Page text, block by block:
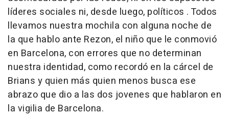
líderes sociales ni, desde luego, políticos . Todos
llevamos nuestra mochila con alguna noche de
la que hablo ante Rezon, el niño que le conmovió
en Barcelona, con errores que no determinan
nuestra identidad, como recordó en la cárcel de
Brians y quien más quien menos busca ese
abrazo que dio a las dos jovenes que hablaron en
la vigilia de Barcelona.